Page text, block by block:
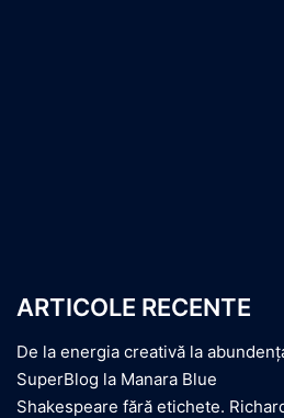
ARTICOLE RECENTE
De la energia creativă la
SuperBlog la Manara Blue
Shakespeare fără etichete.